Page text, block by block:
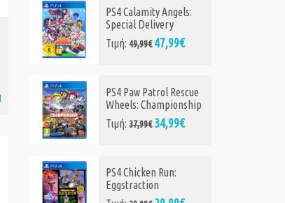
PS4 Hyperdimension
Neptunia Re;Birth2:
Sisters Generation
PS4 Bratz: Rhythm and
Style
Τιμή: 29,99€ 27,99€
PS4 Call of Duty: Black
Ops 7- Cross Gen